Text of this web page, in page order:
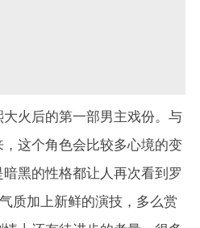
大火后的第一部男主戏份。与
这个角色会比较多心境的变
黑的性格都让人再次看到罗
质加上新鲜的演技，多么赏